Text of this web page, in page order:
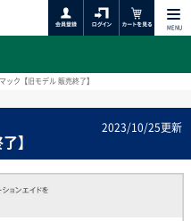
MENU
ック【旧モデル 販売終了】
2023/10/25更新
】